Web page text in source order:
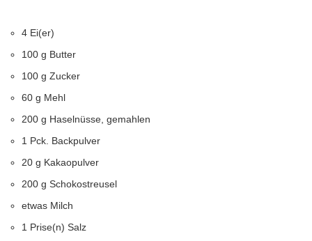
4 Ei(er)
100 g Butter
100 g Zucker
60 g Mehl
200 g Haselnüsse, gemahlen
1 Pck. Backpulver
20 g Kakaopulver
200 g Schokostreusel
etwas Milch
1 Prise(n) Salz